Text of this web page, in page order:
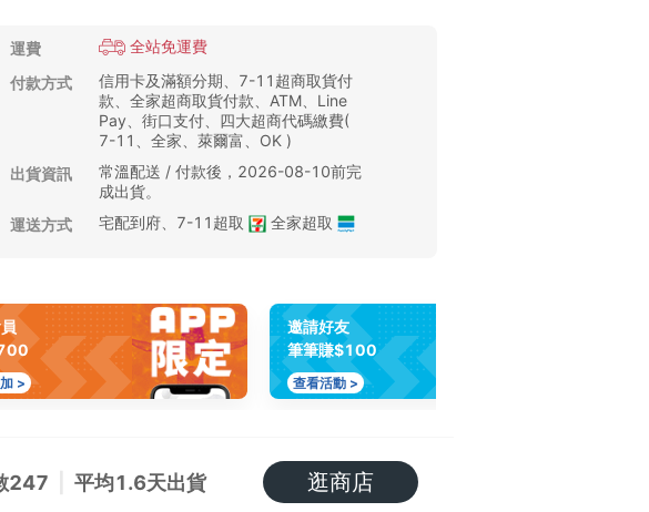
運費
全站免運費
付款方式
信用卡及滿額分期、7-11超商取貨付
款、全家超商取貨付款、ATM、Line
Pay、街口支付、四大超商代碼繳費(
7-11、全家、萊爾富、OK )
出貨資訊
常溫配送 / 付款後，2026-08-10前完
成出貨。
運送方式
宅配到府、 7-11超取 全家超取
>
邀請好友
筆筆賺$100
查看活動 >
247 平均1.6天出貨 逛商店